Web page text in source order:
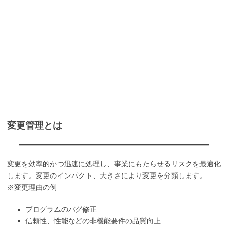
変更管理とは
変更を効率的かつ迅速に処理し、事業にもたらせるリスクを最適化
します。変更のインパクト、大きさにより変更を分類します。
※変更理由の例
プログラムのバグ修正
信頼性、性能などの非機能要件の品質向上